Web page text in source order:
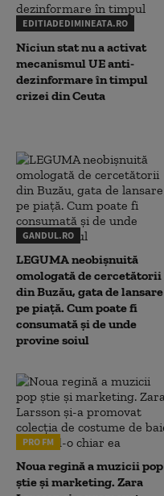
EDITIADEDIMINEATA.RO
Niciun stat nu a activat
mecanismul UE anti-
dezinformare în timpul
crizei din Ceuta
GANDUL.RO
LEGUMA neobișnuită
omologată de cercetătorii
din Buzău, gata de lansare
pe piață. Cum poate fi
consumată și de unde
provine soiul
PRO FM
Noua regină a muzicii pop
știe și marketing. Zara